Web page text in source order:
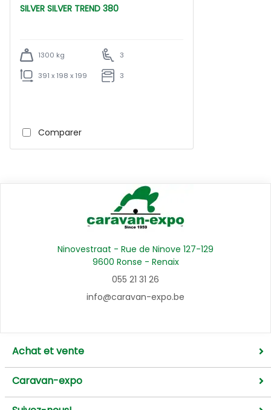
SILVER SILVER TREND 380
1300 kg 3
391 x 198 x 199 3
Comparer
Ninovestraat - Rue de Ninove 127-129
9600 Ronse - Renaix
055 21 31 26
info@caravan-expo.be
Achat et vente
Caravan-expo